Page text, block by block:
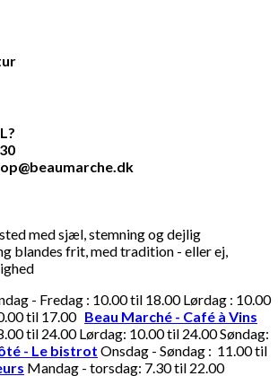
med sjæl, stemning og dejlig
blandes frit, med tradition - eller ej,
- Fredag : 10.00 til 18.00 Lørdag : 10.00
til 17.00 Beau Marché - Café à Vins
til 24.00 Lørdag: 10.00 til 24.00 Søndag:
- Le bistrot Onsdag - Søndag : 11.00 til
Mandag - torsdag: 7.30 til 22.00